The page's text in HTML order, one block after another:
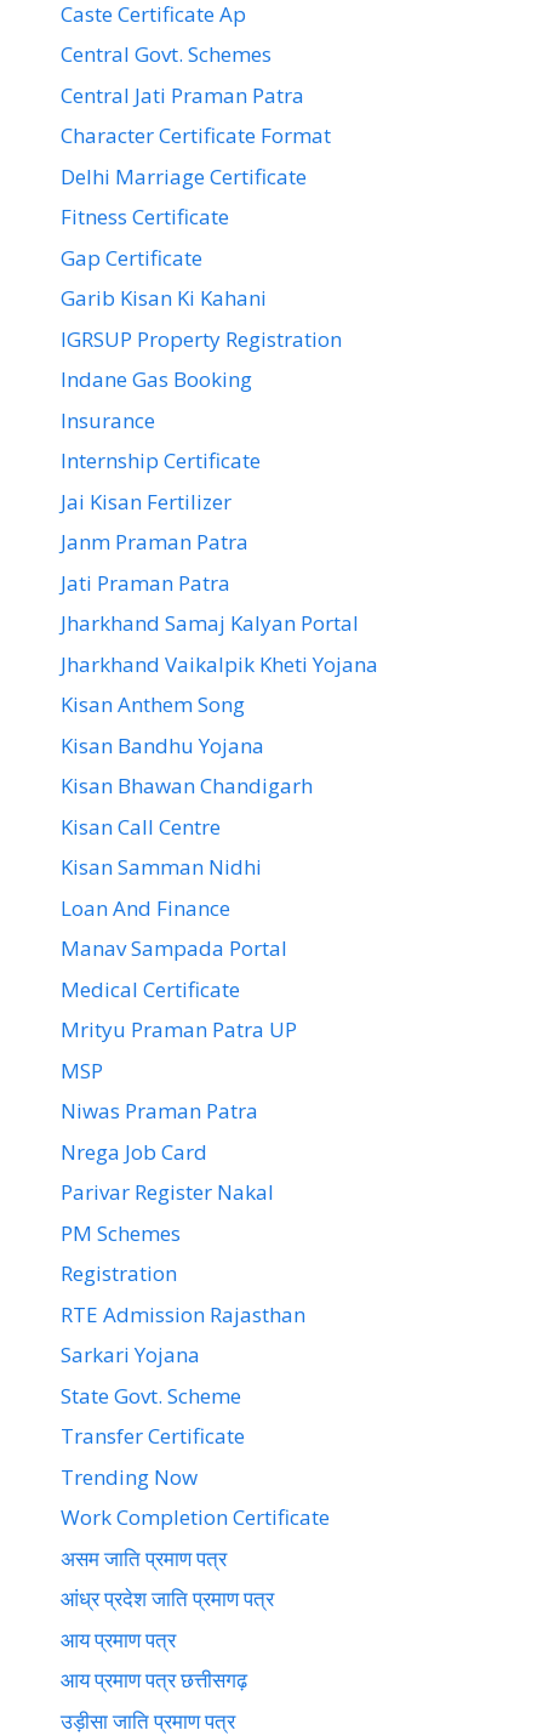
Caste Certificate Ap
Central Govt. Schemes
Central Jati Praman Patra
Character Certificate Format
Delhi Marriage Certificate
Fitness Certificate
Gap Certificate
Garib Kisan Ki Kahani
IGRSUP Property Registration
Indane Gas Booking
Insurance
Internship Certificate
Jai Kisan Fertilizer
Janm Praman Patra
Jati Praman Patra
Jharkhand Samaj Kalyan Portal
Jharkhand Vaikalpik Kheti Yojana
Kisan Anthem Song
Kisan Bandhu Yojana
Kisan Bhawan Chandigarh
Kisan Call Centre
Kisan Samman Nidhi
Loan And Finance
Manav Sampada Portal
Medical Certificate
Mrityu Praman Patra UP
MSP
Niwas Praman Patra
Nrega Job Card
Parivar Register Nakal
PM Schemes
Registration
RTE Admission Rajasthan
Sarkari Yojana
State Govt. Scheme
Transfer Certificate
Trending Now
Work Completion Certificate
असम जाति प्रमाण पत्र
आंध्र प्रदेश जाति प्रमाण पत्र
आय प्रमाण पत्र
आय प्रमाण पत्र छत्तीसगढ़
उड़ीसा जाति प्रमाण पत्र